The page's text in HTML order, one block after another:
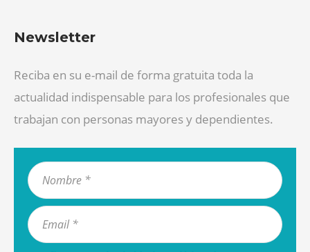
Newsletter
Reciba en su e-mail de forma gratuita toda la
actualidad indispensable para los profesionales que
trabajan con personas mayores y dependientes.